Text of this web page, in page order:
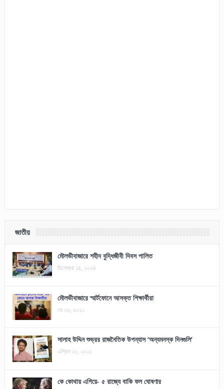
জাতীয়
মৌলভীবাজারে শহীদ বুদ্ধিজীবী দিবস পালিত
ডিসেম্বর ১৪, ২০২৪
মৌলভীবাজারে স্মার্টফোনে আসক্ত শিক্ষার্থীরা
মে ২৯, ২০২১
সালাহ উদ্দিন শুভ্রর রাজনৈতিক উপন্যাস ‘অন্যমনস্ক দিনগুলি’
এপ্রিল ১০, ২০২১
কে কোথায় এগিয়ে- ৫ রাজ্যে বাকি ফল ঘোষণার